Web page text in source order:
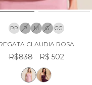
PP P M G GG
CLAUDIA ROSA
R$838 R$ 502